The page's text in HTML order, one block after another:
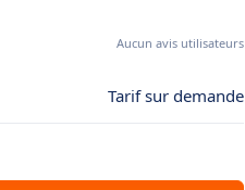
Aucun avis utilisateurs
Tarif sur demande